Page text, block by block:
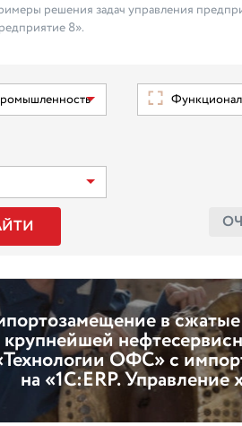
решения задач управления
8».
в
крупнейшей
ОФС» с
на «1С:ERP. Управление